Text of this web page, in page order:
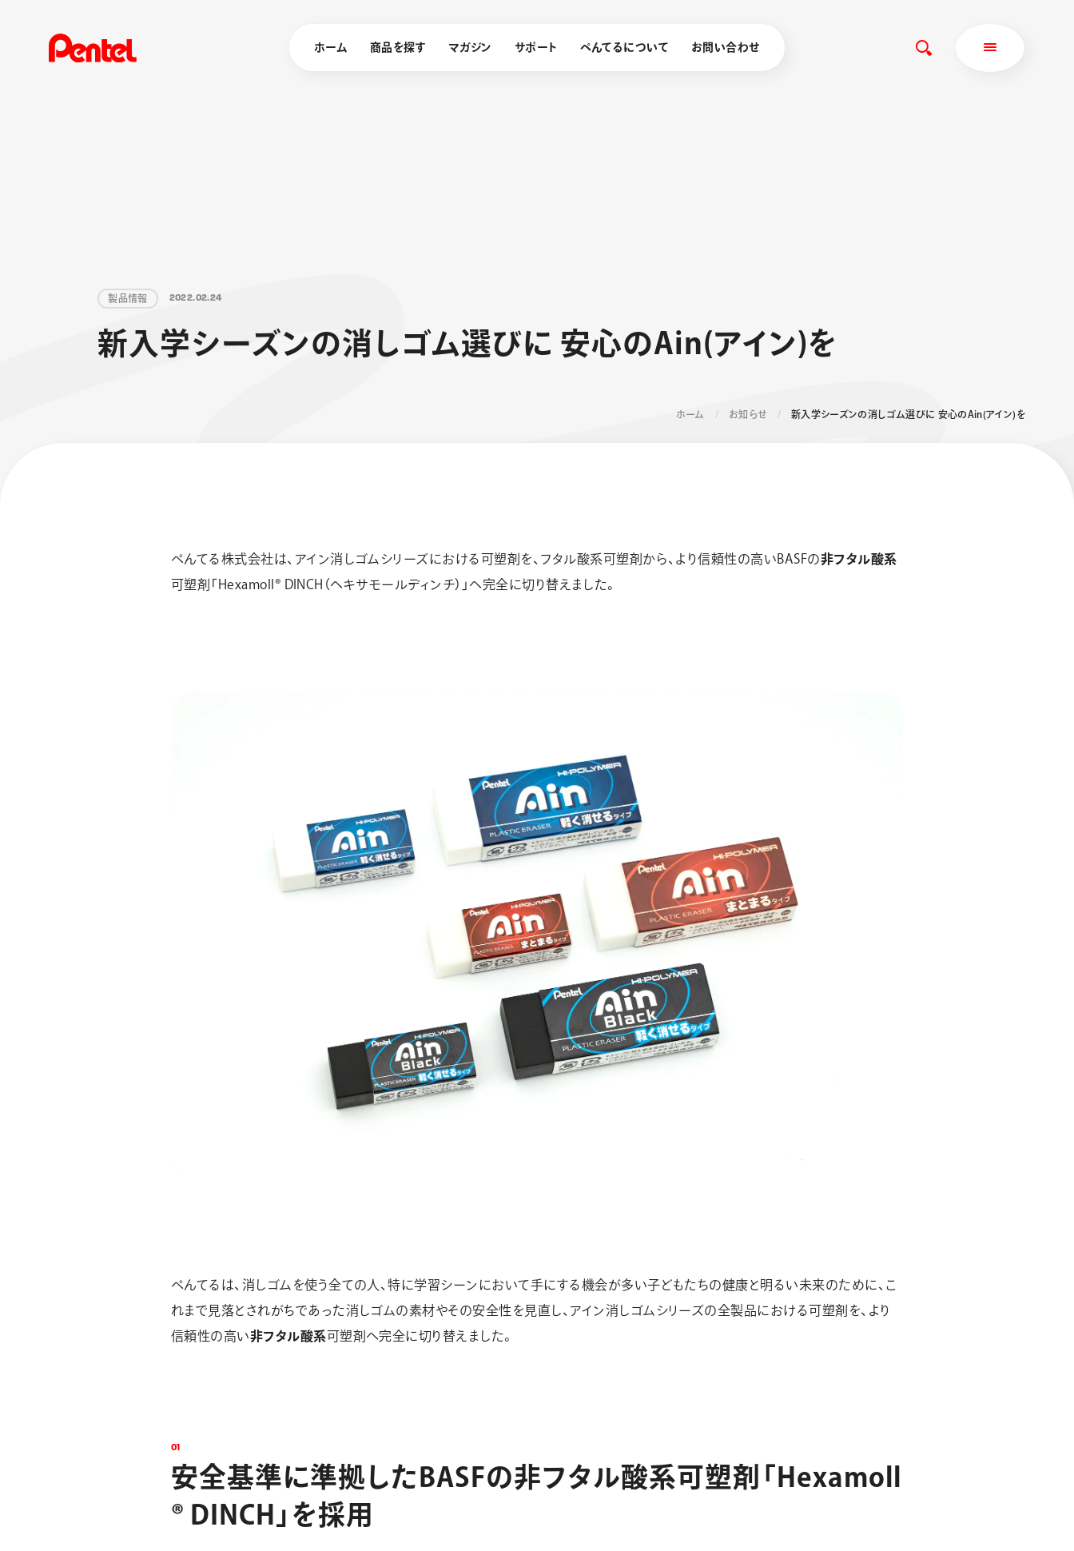
ホーム 商品を探す マガジン サポート ぺんてるについて お問い合わせ
その他
フローチューン 限定
Skyly Design
アートクレヨン くるりら エナージェル コハレ
スマッシュ 限定 ダイヤ
製品情報 2022.02.24
新 入 学シーズンの消 し ゴム選びに 安心のAin(アイン)を
ホーム お知らせ 新入学シーズンの消しゴム選びに 安心のAin(アイン)を
ぺんてる株式会社は、アイン消しゴムシリーズにおける可塑剤を、フタル酸系可塑剤から、より信頼性の高いBASFの非フタル酸系
可塑剤「Hexamoll® DINCH（ヘキサモールディンチ）」へ完全に切り替えました。
ぺんてるは、消しゴムを使う全ての人、特に学習シーンにおいて手にする機会が多い子どもたちの健康と明るい未来のために、こ
れまで見落とされがちであった消しゴムの素材やその安全性を見直し、アイン消しゴムシリーズの全製品における可塑剤を、より
信頼性の高い非フタル酸系可塑剤へ完全に切り替えました。
01
安全基準に準拠 したBAS Fの非フタ ル酸系可塑剤 「 H examo
® D N C H 」 を採用